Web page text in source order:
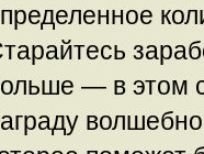
— в этом